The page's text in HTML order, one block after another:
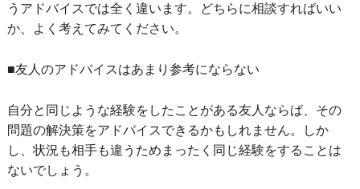
うアドバイスでは全く違います。どちらに相談すればいい
か、よく考えてみてください。
■友人のアドバイスはあまり参考にならない
自分と同じような経験をしたことがある友人ならば、その
問題の解決策をアドバイスできるかもしれません。しか
し、状況も相手も違うためまったく同じ経験をすることは
ないでしょう。